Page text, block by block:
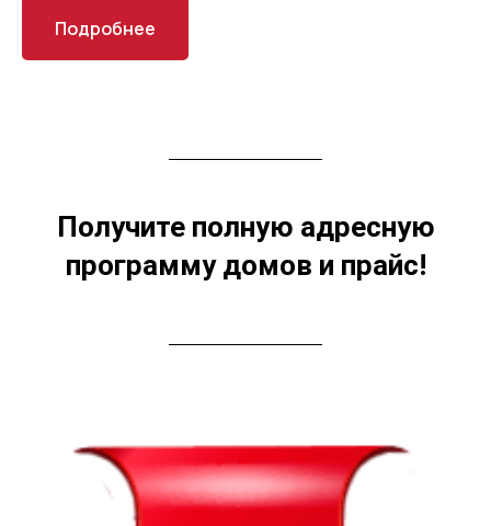
Подробнее
Получите полную адресную
программу домов и прайс!